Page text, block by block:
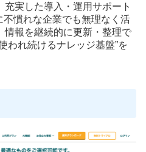
充実した導入・運用サポート
不慣れな企業でも無理なく活
情報を継続的に更新・整理で
われ続けるナレッジ基盤”を